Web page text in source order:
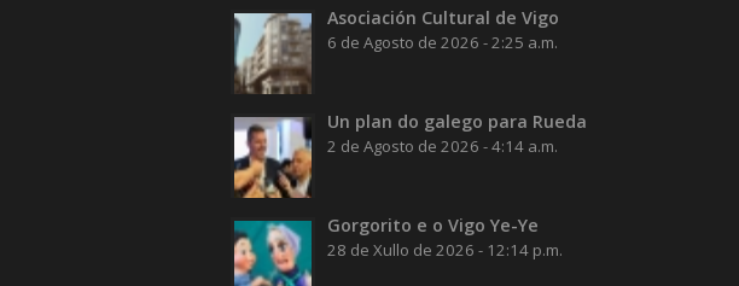
Asociación Cultural de Vigo
6 de Agosto de 2026 - 2:25 a.m.
Un plan do galego para Rueda
2 de Agosto de 2026 - 4:14 a.m.
Gorgorito e o Vigo Ye-Ye
28 de Xullo de 2026 - 12:14 p.m.